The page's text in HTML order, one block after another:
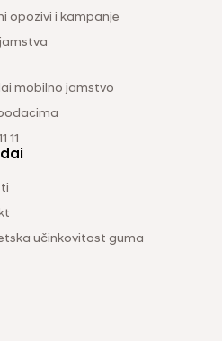
opozivi i kampanje
mobilno jamstvo
11
učinkovitost guma